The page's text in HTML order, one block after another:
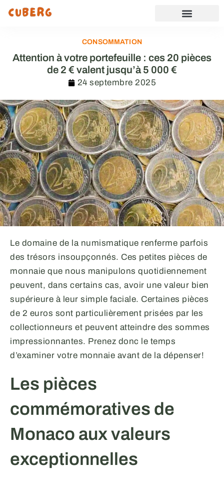
CONSOMMATION
Attention à votre portefeuille : ces 20 pièces
de 2 € valent jusqu’à 5 000 €
24 septembre 2025
Le domaine de la numismatique renferme parfois
des trésors insoupçonnés. Ces petites pièces de
monnaie que nous manipulons quotidiennement
peuvent, dans certains cas, avoir une valeur bien
supérieure à leur simple faciale. Certaines pièces
de 2 euros sont particulièrement prisées par les
collectionneurs et peuvent atteindre des sommes
impressionnantes. Prenez donc le temps
d’examiner votre monnaie avant de la dépenser!
Les pièces
commémoratives de
Monaco aux valeurs
exceptionnelles